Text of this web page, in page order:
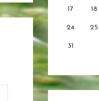
17 18
24 25
31